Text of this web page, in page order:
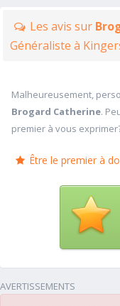
Les avis sur
Généraliste à
Malheureusement,
Brogard Catherine.
premier à vous
Être le premier à
AVERTISSEMENTS